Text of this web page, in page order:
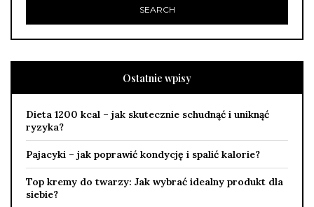
Ostatnie wpisy
Dieta 1200 kcal – jak skutecznie schudnąć i uniknąć
ryzyka?
Pajacyki – jak poprawić kondycję i spalić kalorie?
Top kremy do twarzy: Jak wybrać idealny produkt dla
siebie?